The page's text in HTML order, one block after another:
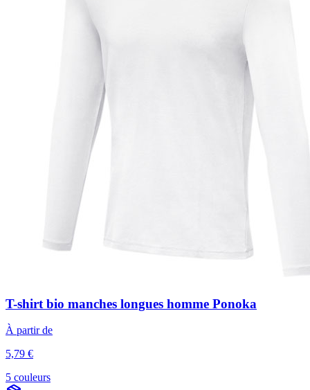
T-shirt bio manches longues homme Ponoka
À partir de
5,79 €
5 couleurs